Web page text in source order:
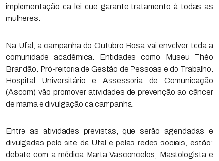
implementação da lei que garante tratamento à todas as
mulheres.
Na Ufal, a campanha do Outubro Rosa vai envolver toda a
comunidade acadêmica. Entidades como Museu Théo
Brandão, Pró-reitoria de Gestão de Pessoas e do Trabalho,
Hospital Universitário e Assessoria de Comunicação
(Ascom) vão promover atividades de prevenção ao câncer
de mama e divulgação da campanha.
Entre as atividades previstas, que serão agendadas e
divulgadas pelo site da Ufal e pelas redes sociais, estão:
debate com a médica Marta Vasconcelos, Mastologista e